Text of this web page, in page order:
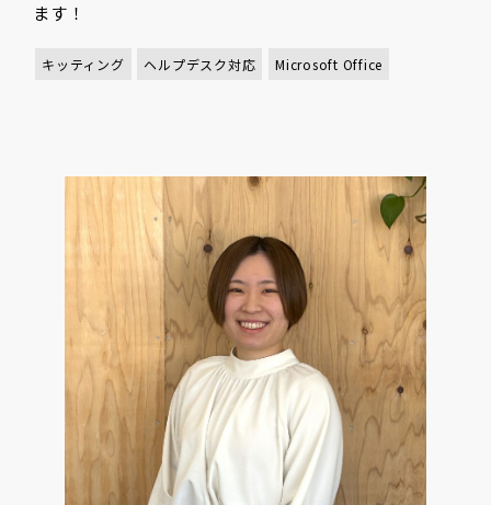
ます！
キッティング ヘルプデスク対応 Microsoft Office